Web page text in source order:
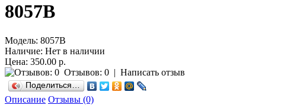
8057B
Модель: 8057B
Наличие: Нет в наличии
Цена: 350.00 р.
Отзывов: 0 | Написать отзыв
Поделиться…
Описание Отзывы (0)